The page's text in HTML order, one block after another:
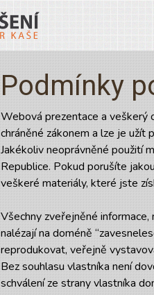
Podmínky
Webová prezentace a veškerý
chráněné zákonem a lze je užít
Jakékoliv neoprávněné použití
Republice. Pokud porušíte
veškeré materiály, které jste
Všechny zveřejněné
nalézají na doméně
reprodukovat, veřejně
Bez souhlasu vlastníka není
schválení ze strany vlastníka